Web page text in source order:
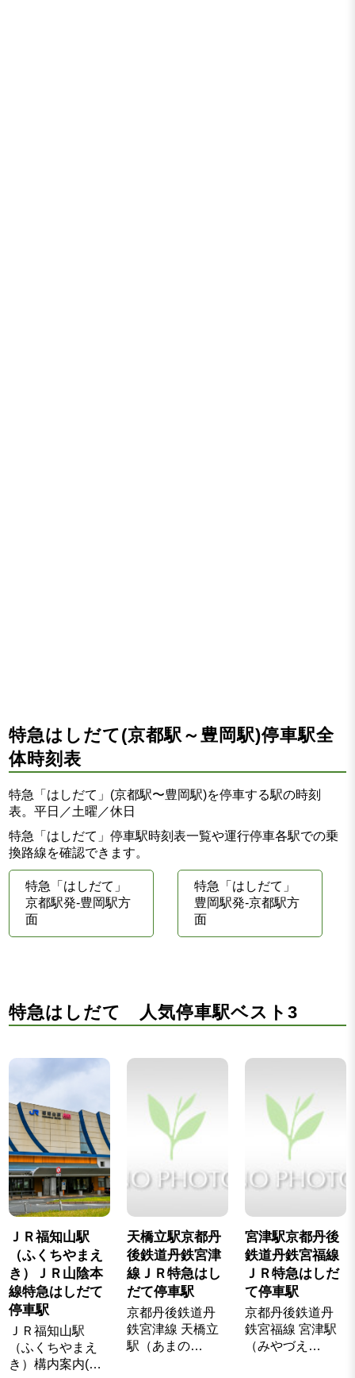
特急はしだて(京都駅～豊岡駅)停車駅全
体時刻表
特急「はしだて」(京都駅〜豊岡駅)を停車する駅の時刻
表。平日／土曜／休日
特急「はしだて」停車駅時刻表一覧や運行停車各駅での乗
換路線を確認できます。
特急「はしだて」
京都駅発-豊岡駅方
面
特急「はしだて」
豊岡駅発-京都駅方
面
特急はしだて 人気停車駅ベスト3
ＪＲ福知山駅
（ふくちやまえ
き）ＪＲ山陰本
線特急はしだて
停車駅
ＪＲ福知山駅
（ふくちやまえ
き）構内案内(…
天橋立駅京都丹
後鉄道丹鉄宮津
線ＪＲ特急はし
だて停車駅
京都丹後鉄道丹
鉄宮津線 天橋立
駅（あまの…
宮津駅京都丹後
鉄道丹鉄宮福線
ＪＲ特急はしだ
て停車駅
京都丹後鉄道丹
鉄宮福線 宮津駅
（みやづえ…